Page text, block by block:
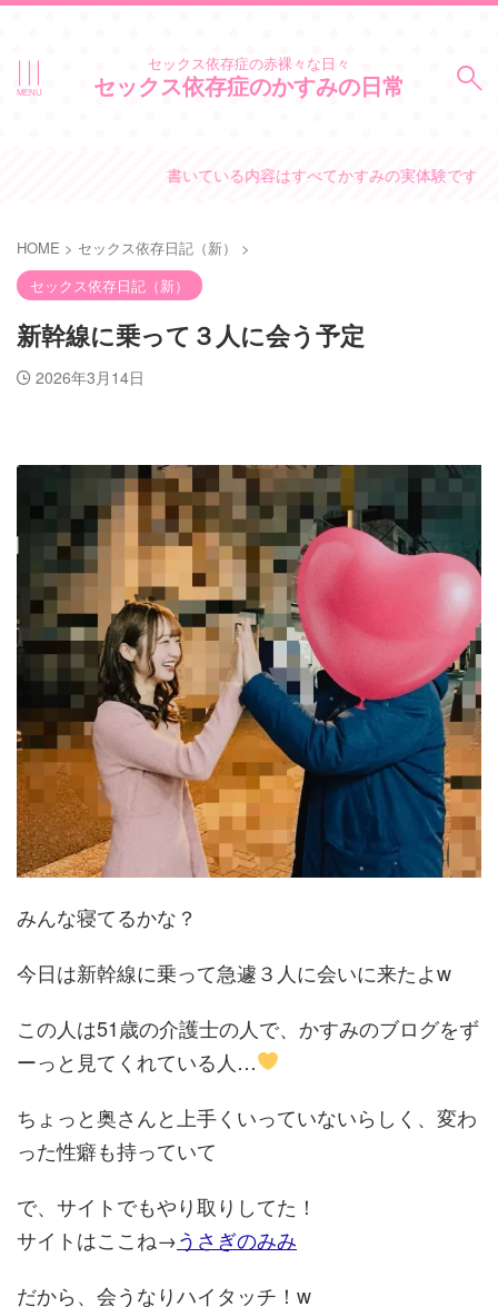
セックス依存症の赤裸々な日々
セックス依存症のかすみの日常
書いている内容はすべてかすみの実体験です。
HOME > セックス依存日記（新）
>
セックス依存日記（新）
新幹線に乗って３人に会う予定
2026年3月14日
みんな寝てるかな？
今日は新幹線に乗って急遽３人に会いに来たよw
この人は51歳の介護士の人で、かすみのブログをず
ーっと見てくれている人…
ちょっと奥さんと上手くいっていないらしく、変わ
った性癖も持っていて
で、サイトでもやり取りしてた！
サイトはここね→うさぎのみみ
だから、会うなりハイタッチ！w